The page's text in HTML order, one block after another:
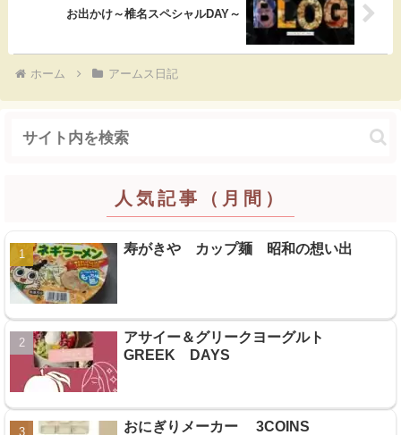
お出かけ～椎名スペシャルDAY～
ホーム アームス日記
人気記事（月間）
寿がきや カップ麺 昭和の想い出
アサイー＆グリークヨーグルト
GREEK DAYS
おにぎりメーカー 3COINS